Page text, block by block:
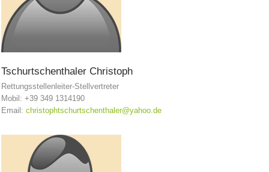
Tschurtschenthaler Christoph
Rettungsstellenleiter-Stellvertreter
Mobil: +39 349 1314190
Email: christophtschurtschenthaler@yahoo.de